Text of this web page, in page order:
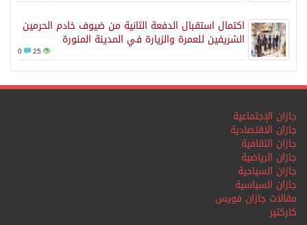
اكتمال استقبال الدفعة الثانية من ضيوف خادم الحرمين
الشريفين للعمرة والزيارة في المدينة المنورة
25
جازان الإجتماعية
جازان الاقتصادية
جازان الثقافية
جازان الرياضية
جازان السياحية
جازان السياسية
مقالات جازان فويس
كاركتير